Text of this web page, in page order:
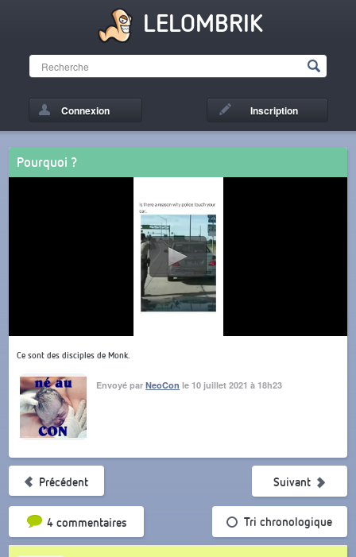
LELOMBRIK
Connexion Inscription
Pourquoi ?
Ce sont des disciples de Monk.
Envoyé parNeoCon le 10 juillet 2021 à 18h23
Précédent
4 commentairesTri par popularité Tri chronologique
Suivant